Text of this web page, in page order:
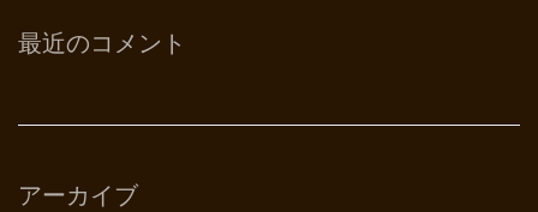
最近のコメント
アーカイブ